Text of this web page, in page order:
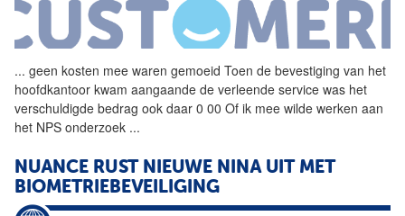
... geen kosten mee waren gemoeid Toen de bevestiging van het
hoofdkantoor kwam aangaande de verleende service was het
verschuldigde bedrag ook daar 0 00 Of ik mee wilde werken aan
het NPS onderzoek ...
NUANCE RUST NIEUWE NINA UIT MET
BIOMETRIEBEVEILIGING